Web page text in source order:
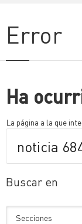
Error
Ha
La página a la que
Buscar en